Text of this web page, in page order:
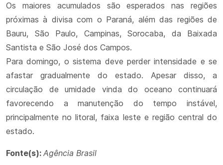
Os maiores acumulados são esperados nas regiões
próximas à divisa com o Paraná, além das regiões de
Bauru, São Paulo, Campinas, Sorocaba, da Baixada
Santista e São José dos Campos.
Para domingo, o sistema deve perder intensidade e se
afastar gradualmente do estado. Apesar disso, a
circulação de umidade vinda do oceano continuará
favorecendo a manutenção do tempo instável,
principalmente no litoral, faixa leste e região central do
estado.
Fonte(s): Agência Brasil